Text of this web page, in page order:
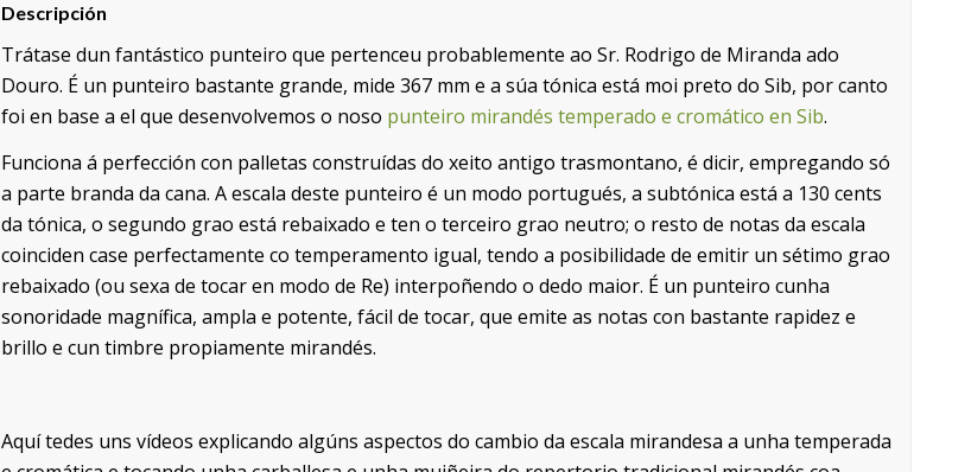
Descripción
Trátase dun fantástico punteiro que pertenceu probablemente ao Sr. Rodrigo de Miranda ado
Douro. É un punteiro bastante grande, mide 367 mm e a súa tónica está moi preto do Sib, por canto
foi en base a el que desenvolvemos o noso punteiro mirandés temperado e cromático en Sib.
Funciona á perfección con palletas construídas do xeito antigo trasmontano, é dicir, empregando só
a parte branda da cana. A escala deste punteiro é un modo portugués, a subtónica está a 130 cents
da tónica, o segundo grao está rebaixado e ten o terceiro grao neutro; o resto de notas da escala
coinciden case perfectamente co temperamento igual, tendo a posibilidade de emitir un sétimo grao
rebaixado (ou sexa de tocar en modo de Re) interpoñendo o dedo maior. É un punteiro cunha
sonoridade magnífica, ampla e potente, fácil de tocar, que emite as notas con bastante rapidez e
brillo e cun timbre propiamente mirandés.
Aquí tedes uns vídeos explicando algúns aspectos do cambio da escala mirandesa a unha temperada